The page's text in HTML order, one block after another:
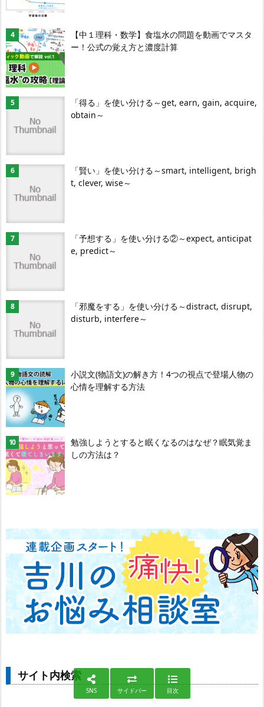
【中１理科・数学】食塩水の問題を動画でマスタ
ー！公式の覚え方と濃度計算
「得る」を使い分ける～get, earn, gain, acquire,
obtain～
「賢い」を使い分ける～smart, intelligent, brigh
t, clever, wise～
「予想する」を使い分ける②～expect, anticipat
e, predict～
「邪魔をする」を使い分ける～distract, disrupt,
disturb, interfere～
小説文(物語文)の解き方！4つの視点で登場人物の
心情を理解する方法
勉強しようとすると眠くなるのはなぜ？眠気覚ま
しの方法は？
サイト内検索
SNS サイドバー 目次